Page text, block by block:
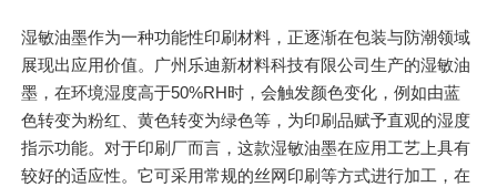
湿敏油墨作为一种功能性印刷材料，正逐渐在包装与防潮领域
展现出应用价值。广州乐迪新材料科技有限公司生产的湿敏油
墨，在环境湿度高于50%RH时，会触发颜色变化，例如由蓝
色转变为粉红、黄色转变为绿色等，为印刷品赋予直观的湿度
指示功能。对于印刷厂而言，这款湿敏油墨在应用工艺上具有
较好的适应性。它可采用常规的丝网印刷等方式进行加工，在